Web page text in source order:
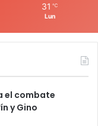
31 ℃
Lun
el combate
y Gino